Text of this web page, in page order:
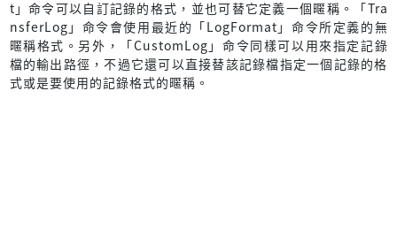
t」命令可以自訂記錄的格式，並也可替它定義一個暱稱。「Tra
nsferLog」命令會使用最近的「LogFormat」命令所定義的無
暱稱格式。另外，「CustomLog」命令同樣可以用來指定記錄
檔的輸出路徑，不過它還可以直接替該記錄檔指定一個記錄的格
式或是要使用的記錄格式的暱稱。